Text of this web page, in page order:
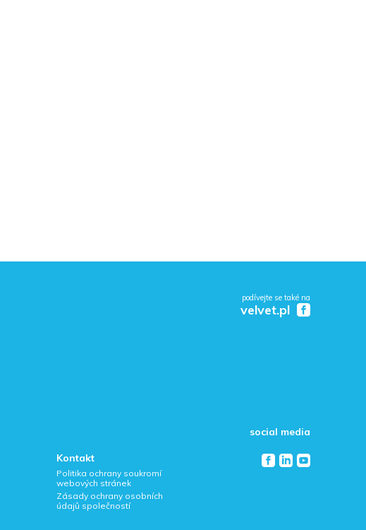
podívejte se také na
velvet.pl
Kontakt
Politika ochrany soukromí
webových stránek
Zásady ochrany osobních
údajů společností
social media